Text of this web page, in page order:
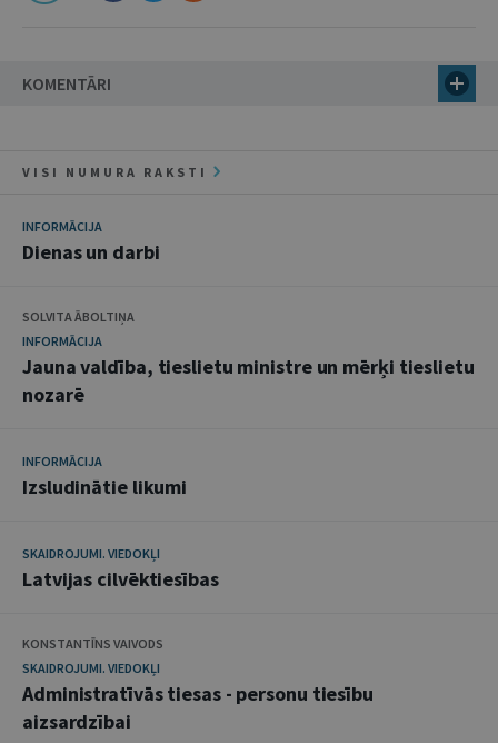
KOMENTĀRI
VISI NUMURA RAKSTI
INFORMĀCIJA
Dienas un darbi
SOLVITA ĀBOLTIŅA
INFORMĀCIJA
Jauna valdība, tieslietu ministre un mērķi tieslietu
nozarē
INFORMĀCIJA
Izsludinātie likumi
SKAIDROJUMI. VIEDOKĻI
Latvijas cilvēktiesības
KONSTANTĪNS VAIVODS
SKAIDROJUMI. VIEDOKĻI
Administratīvās tiesas - personu tiesību
aizsardzībai